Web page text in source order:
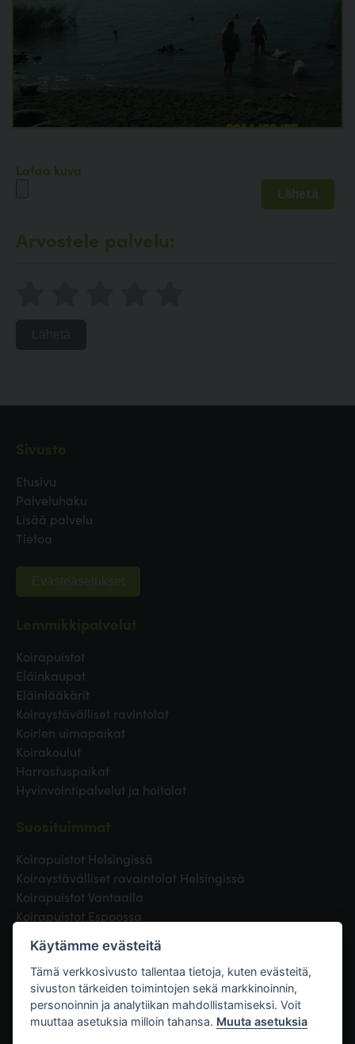
Lataa kuva
Arvostele palvelu:
Etusivu
Palveluhaku
Lisää palvelu
Tietoa
Evästeasetukset
Koirapuistot
Eläinkaupat
Eläinlääkärit
Koiraystävälliset ravintolat
Koirien uimapaikat
Koirakoulut
Harrastuspaikat
Hyvinvointipalvelut ja hoitolat
Koirapuistot Helsingissä
Koiraystävälliset ravaintolat Helsingissä
Koirapuistot Vantaalla
Koirapuistot Espoossa
Eläinlääkäri Helsingissä
Koirapuistot Tampereella
Linkit
Käytämme evästeitä
Tämä verkkosivusto tallentaa tietoja, kuten evästeitä,
sivuston tärkeiden toimintojen sekä markkinoinnin,
personoinnin ja analytiikan mahdollistamiseksi. Voit
muuttaa asetuksia milloin tahansa. Muuta asetuksia